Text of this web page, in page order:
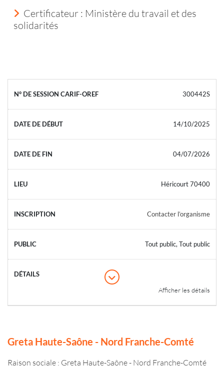
Certificateur : Ministère du travail et des
solidarités
300442S
14/10/2025
04/07/2026
Héricourt 70400
Contacter l’organisme
Tout public, Tout public
Afficher les détails
Greta Haute-Saône - Nord Franche-Comté
Raison sociale : Greta Haute-Saône - Nord Franche-Comté